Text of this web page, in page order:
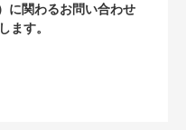
に関わるお問い合わせ
ます。